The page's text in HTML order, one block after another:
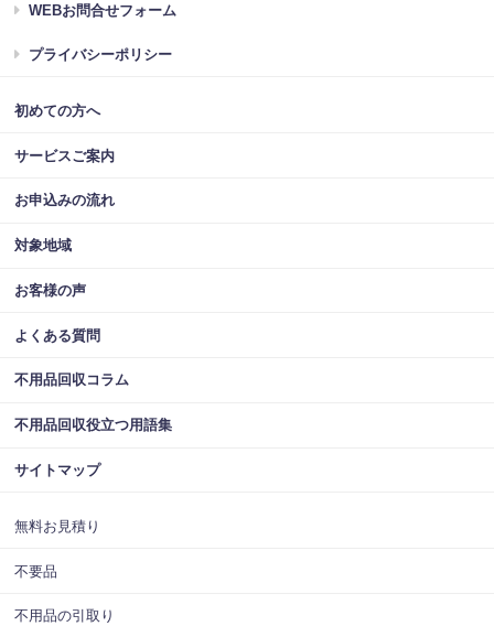
WEBお問合せフォーム
プライバシーポリシー
初めての方へ
サービスご案内
お申込みの流れ
対象地域
お客様の声
よくある質問
不用品回収コラム
不用品回収役立つ用語集
サイトマップ
無料お見積り
不要品
不用品の引取り